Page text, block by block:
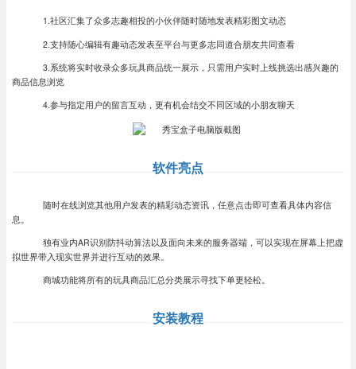
1.社区汇集了众多志趣相投的小伙伴随时随地发表精彩图文动态
2.支持随心编辑有趣动态发表至平台与更多志同道合朋友共同查看
3.系统将实时收录众多玩具商品统一展示，只需用户实时上线挑选出感兴趣的
商品信息浏览
4.参与指定用户的留言互动，更有机会结交不同区域的小朋友聊天
软件亮点
随时在线浏览其他用户发表的精彩动态资讯，任意点击即可查看具体内容信
息。
独有业内AR识别防抖动算法以及面向未来的服务器端，可以实现在屏幕上把虚
拟世界带入现实世界并进行互动的效果。
商城功能将所有的玩具商品汇总分类展示寻找下单更轻松。
安装教程